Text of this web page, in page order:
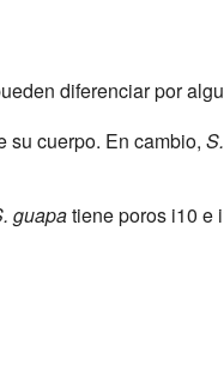
diferenciar por
su cuerpo. En cambio,
guapatiene poros i10 e